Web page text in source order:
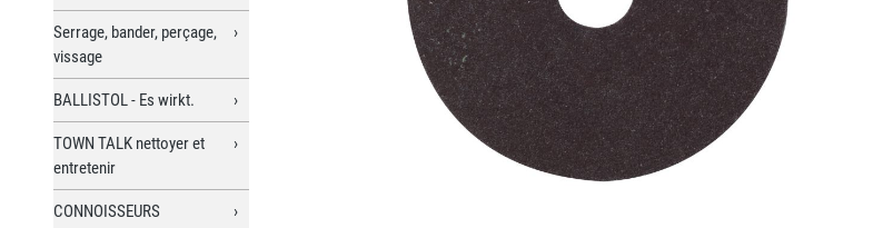
Serrage, bander, perçage,
vissage
BALLISTOL - Es wirkt.
TOWN TALK nettoyer et
entretenir
CONNOISSEURS